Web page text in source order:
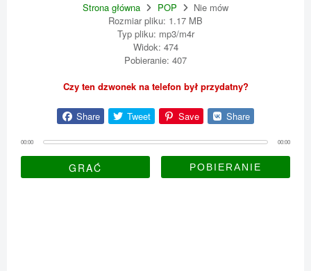
Strona główna POP
Nie mów
Rozmiar pliku: 1.17 MB
Typ pliku: mp3/m4r
Widok: 474
Pobieranie: 407
Czy ten dzwonek na telefon był przydatny?
Share Tweet Save Share
00:00 00:00
GRAĆ